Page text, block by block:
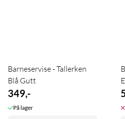
Barneservise - Tallerken
Blå Gutt
349,-
På lager